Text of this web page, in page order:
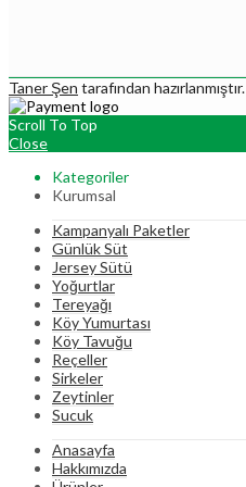
Taner Şen tarafından hazırlanmıştır.
Scroll To Top
Close
Kategoriler
Kurumsal
Kampanyalı Paketler
Günlük Süt
Jersey Sütü
Yoğurtlar
Tereyağı
Köy Yumurtası
Köy Tavuğu
Reçeller
Sirkeler
Zeytinler
Sucuk
Anasayfa
Hakkımızda